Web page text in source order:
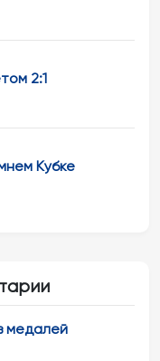
2:1
Кубке
медалей